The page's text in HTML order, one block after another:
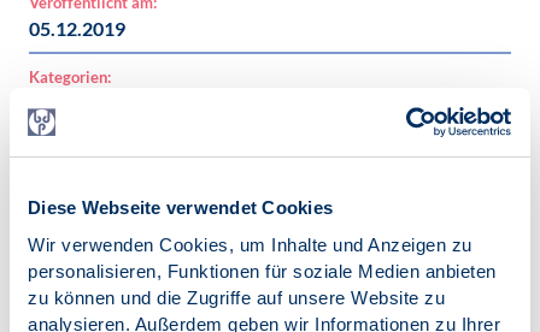
Diese Webseite verwendet Cookies
Wir verwenden Cookies, um Inhalte und Anzeigen zu
personalisieren, Funktionen für soziale Medien anbieten
zu können und die Zugriffe auf unsere Website zu
analysieren. Außerdem geben wir Informationen zu Ihrer
05.12.2019
Kategorien:
News